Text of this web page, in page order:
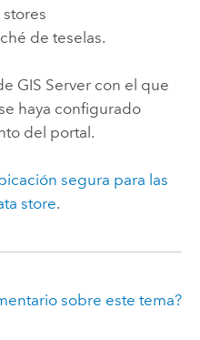
de teselas.
GIS Servercon el que
haya configurado
del portal.
segura para las
store.
sobre este tema?